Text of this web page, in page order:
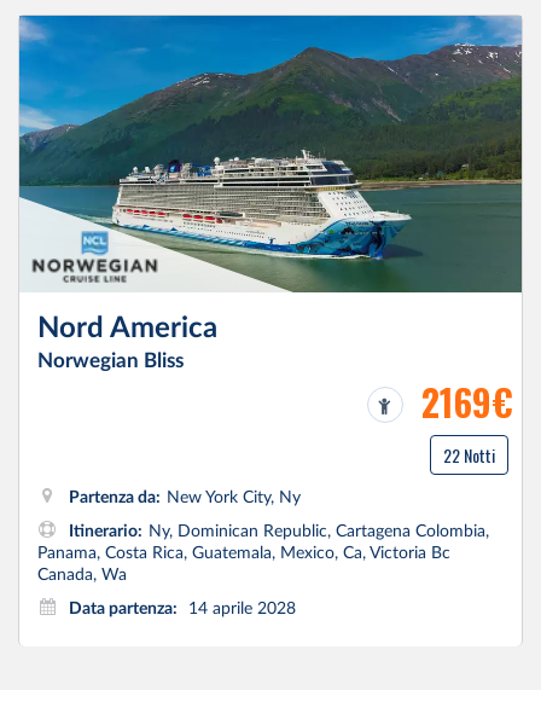
Nord America
Norwegian Bliss
2169€
22 Notti
Partenza da: New York City, Ny
Itinerario: Ny, Dominican Republic, Cartagena Colombia,
Panama, Costa Rica, Guatemala, Mexico, Ca, Victoria Bc
Canada, Wa
Data partenza:
14 aprile 2028